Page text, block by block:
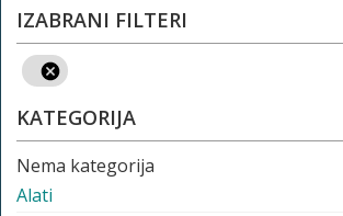
IZABRANI FILTERI
KATEGORIJA
Nema kategorija
Alati